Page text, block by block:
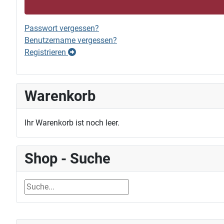
Passwort vergessen?
Benutzername vergessen?
Registrieren
Warenkorb
Ihr Warenkorb ist noch leer.
Shop - Suche